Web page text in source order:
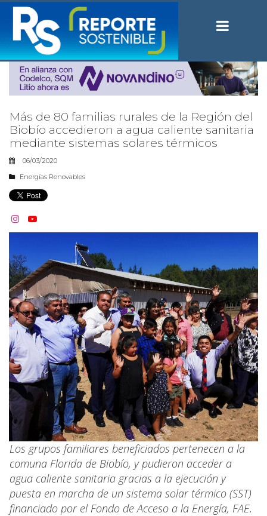
Más de 80 familias rurales de la Región del
Biobío accedieron a agua caliente sanitaria
mediante sistemas solares térmicos
06/03/2020
Energías Renovables
 
Los grupos familiares beneficiados pertenecen a la
comuna Florida de Biobío, y pudieron acceder a
agua caliente sanitaria gracias a la ejecución y
puesta en marcha de un sistema solar térmico (SST)
financiado por el Fondo de Acceso a la Energía, FAE.